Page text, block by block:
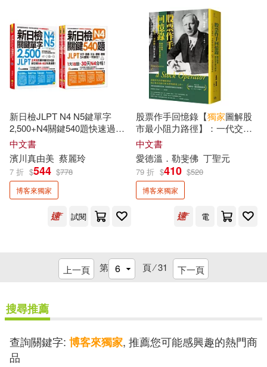
BIRD ERA 鳥時代(1)
Bboungbbangkkyu(1)
Carol胡涓涓(1)
Cherng(1) Chisa（ちさ）(1)
Cho Hyunhee(1)
EZ TALK編輯部(1)
EZ 叢書館 編輯部(1)
Emie Lomba(1)
新日檢JLPT N4 N5鍵單字
2,500+N4關鍵540題快速過關
【網路
主考官一定會考的單字隨身冊+
「Youtor App」內含VRP虛擬
點讀筆)
中文書
濱川真由美 蔡麗玲
7 折 $544 $778
博客來獨家
試閱
股票作手回憶錄【獨家圖解股
市最小阻力路徑】：一代交易
巨擘傑西.李佛摩的警世真傳，
投資人必讀的操盤聖經
中文書
愛德溫．勒斐佛 丁聖元
79 折 $410 $520
博客來獨家
電
上一頁 第 頁 ⁄31 下一頁
搜尋推薦
查詢關鍵字: 博客來獨家, 推薦您可能感興趣的熱門商
品